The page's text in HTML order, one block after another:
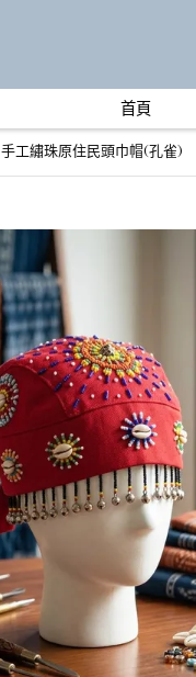
首頁
手工繡珠原住民頭巾帽(孔雀)